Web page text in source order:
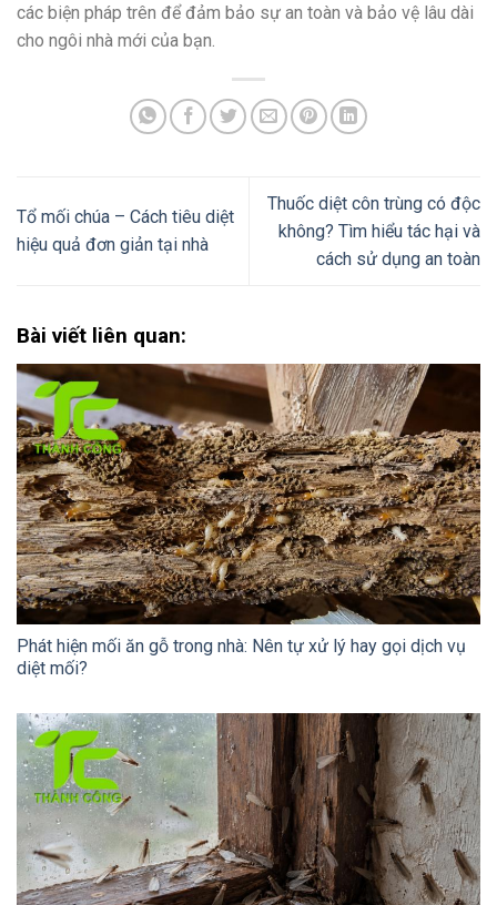
các biện pháp trên để đảm bảo sự an toàn và bảo vệ lâu dài
cho ngôi nhà mới của bạn.
Tổ mối chúa – Cách tiêu diệt
hiệu quả đơn giản tại nhà
Thuốc diệt côn trùng có độc
không? Tìm hiểu tác hại và
cách sử dụng an toàn
Bài viết liên quan:
Phát hiện mối ăn gỗ trong nhà: Nên tự xử lý hay gọi dịch vụ
diệt mối?